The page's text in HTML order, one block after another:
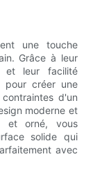
une touche
Grâce à leur
et leur facilité
pour créer une
d'un
moderne et
et orné, vous
solide qui
avec